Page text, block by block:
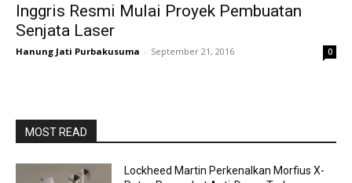
Inggris Resmi Mulai Proyek Pembuatan
Senjata Laser
Hanung Jati Purbakusuma - September 21, 2016 0
MOST READ
Lockheed Martin Perkenalkan Morfius X-